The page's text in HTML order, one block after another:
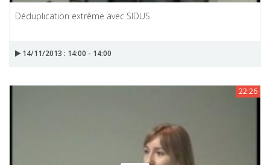
Déduplication extrême avec SIDUS
14/11/2013 : 14:00 - 14:00
22:26